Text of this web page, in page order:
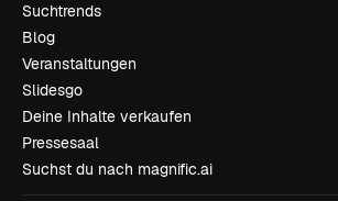
Suchtrends
Blog
Veranstaltungen
Slidesgo
Deine Inhalte verkaufen
Pressesaal
Suchst du nach magnific.ai